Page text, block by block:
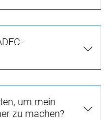
um mein
zu machen?